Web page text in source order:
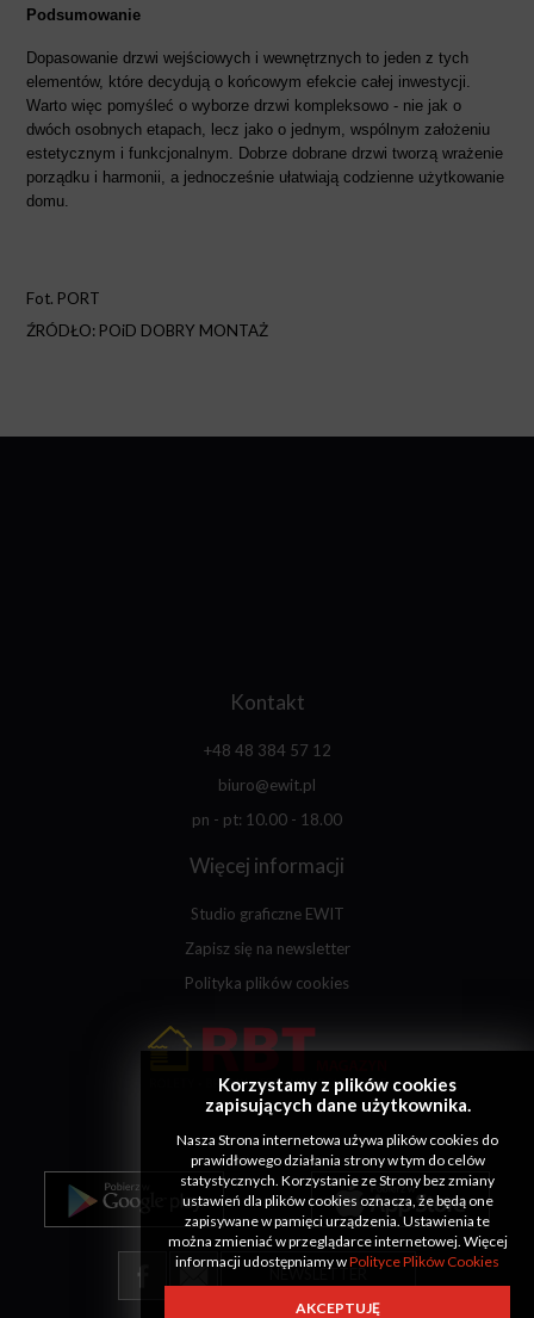
Podsumowanie
Dopasowanie drzwi wejściowych i wewnętrznych to jeden z tych
elementów, które decydują o końcowym efekcie całej inwestycji.
Warto więc pomyśleć o wyborze drzwi kompleksowo - nie jak o
dwóch osobnych etapach, lecz jako o jednym, wspólnym założeniu
estetycznym i funkcjonalnym. Dobrze dobrane drzwi tworzą wrażenie
porządku i harmonii, a jednocześnie ułatwiają codzienne użytkowanie
domu.
Fot. PORT
ŹRÓDŁO: POiD DOBRY MONTAŻ
Kontakt
+48 48 384 57 12
biuro@ewit.pl
pn - pt: 10.00 - 18.00
Więcej informacji
Studio graficzne EWIT
Zapisz się na newsletter
Polityka plików cookies
NEWSLETTER
Korzystamy z plików cookies
zapisujących dane użytkownika.
Nasza Strona internetowa używa plików cookies do
prawidłowego działania strony w tym do celów
statystycznych. Korzystanie ze Strony bez zmiany
ustawień dla plików cookies oznacza, że będą one
zapisywane w pamięci urządzenia. Ustawienia te
można zmieniać w przeglądarce internetowej. Więcej
informacji udostępniamy wPolityce Plików Cookies
AKCEPTUJĘ